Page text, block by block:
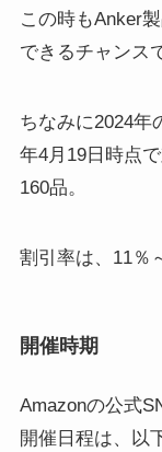
この時もAnker
できるチャンス
ちなみに2024年
年4月19日時点
160品。
割引率は、11％
開催時期
Amazonの公式
開催日程は、以